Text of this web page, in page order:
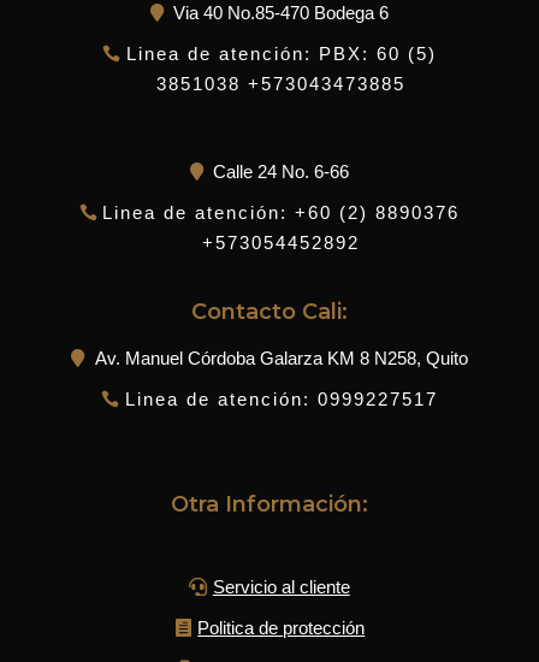
Via 40 No.85-470 Bodega 6
Linea de atención: PBX: 60 (5)
3851038 +573043473885
Calle 24 No. 6-66
Linea de atención: +60 (2) 8890376
+573054452892
Contacto Cali:
Av. Manuel Córdoba Galarza KM 8 N258, Quito
Linea de atención: 0999227517
Otra Información:
Servicio al cliente
Politica de protección